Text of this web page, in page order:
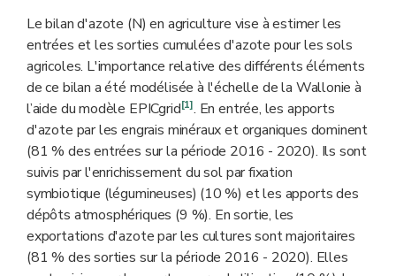
Le bilan d'azote (N) en agriculture vise à estimer les
entrées et les sorties cumulées d'azote pour les sols
agricoles. L'importance relative des différents éléments
de ce bilan a été modélisée à l'échelle de la Wallonie à
l’aide du modèle EPICgrid[1]. En entrée, les apports
d'azote par les engrais minéraux et organiques dominent
(81 % des entrées sur la période 2016 - 2020). Ils sont
suivis par l'enrichissement du sol par fixation
symbiotique (légumineuses) (10 %) et les apports des
dépôts atmosphériques (9 %). En sortie, les
exportations d'azote par les cultures sont majoritaires
(81 % des sorties sur la période 2016 - 2020). Elles